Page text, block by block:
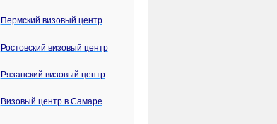
Пермский визовый центр
Ростовский визовый центр
Рязанский визовый центр
Визовый центр в Самаре